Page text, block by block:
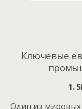
Ключевые
1.
Один из мировых